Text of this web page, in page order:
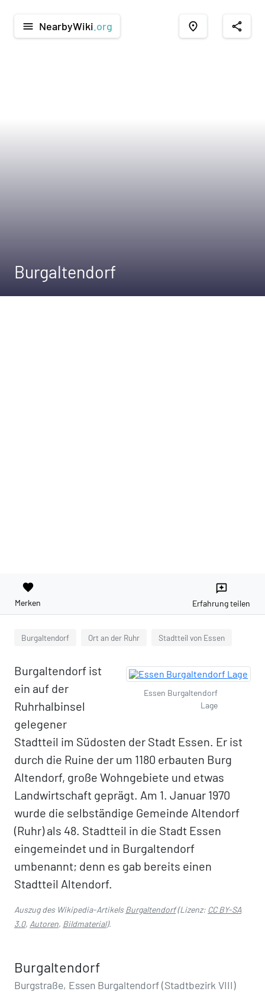
menu NearbyWiki .org place share
Burgaltendorf
favorite
Merken
reviews
Erfahrung teilen
Burgaltendorf Ort an der Ruhr Stadtteil von Essen
Essen Burgaltendorf
Lage
Burgaltendorf ist
ein auf der
Ruhrhalbinsel
gelegener
Stadtteil im Südosten der Stadt Essen. Er ist
durch die Ruine der um 1180 erbauten Burg
Altendorf, große Wohngebiete und etwas
Landwirtschaft geprägt. Am 1. Januar 1970
wurde die selbständige Gemeinde Altendorf
(Ruhr) als 48. Stadtteil in die Stadt Essen
eingemeindet und in Burgaltendorf
umbenannt; denn es gab bereits einen
Stadtteil Altendorf.
Auszug des Wikipedia-ArtikelsBurgaltendorf(Lizenz: CC BY-SA
3.0, Autoren, Bildmaterial).
Burgaltendorf
Burgstraße, Essen Burgaltendorf (Stadtbezirk VIII)